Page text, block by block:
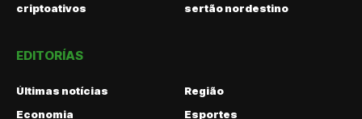
criptoativos
sertão nordestino
EDITORÍAS
Últimas notícias
Região
Economia
Esportes